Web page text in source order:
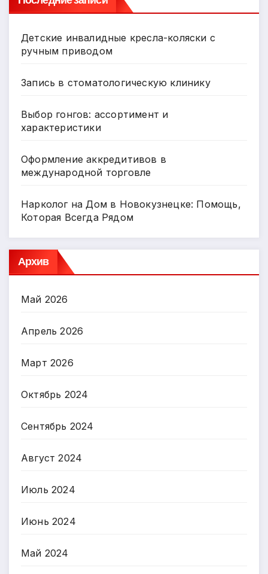
Детские инвалидные кресла-коляски с
ручным приводом
Запись в стоматологическую клинику
Выбор гонгов: ассортимент и
характеристики
Оформление аккредитивов в
международной торговле
Нарколог на Дом в Новокузнецке: Помощь,
Которая Всегда Рядом
Архив
Май 2026
Апрель 2026
Март 2026
Октябрь 2024
Сентябрь 2024
Август 2024
Июль 2024
Июнь 2024
Май 2024